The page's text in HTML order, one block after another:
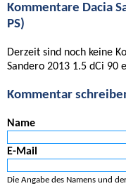
Kommentare Dacia
PS)
Derzeit sind noch keine
Sandero 2013 1.5 dCi 90
Kommentar
Name
E-Mail
Die Angabe des Namens und